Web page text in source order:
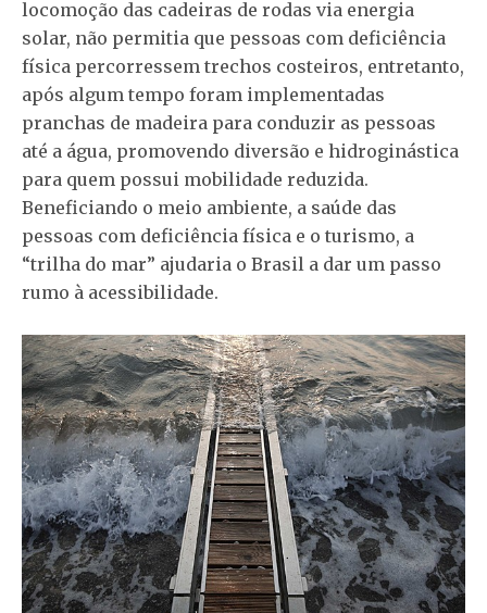
locomoção das cadeiras de rodas via energia
solar, não permitia que pessoas com deficiência
física percorressem trechos costeiros, entretanto,
após algum tempo foram implementadas
pranchas de madeira para conduzir as pessoas
até a água, promovendo diversão e hidroginástica
para quem possui mobilidade reduzida.
Beneficiando o meio ambiente, a saúde das
pessoas com deficiência física e o turismo, a
“trilha do mar” ajudaria o Brasil a dar um passo
rumo à acessibilidade.